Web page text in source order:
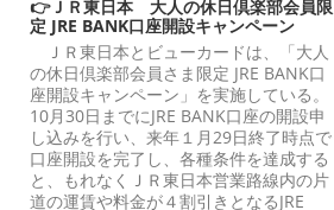
👉ＪＲ東日本 大人の休日倶楽部会員限
定 JRE BANK口座開設キャンペーン
ＪＲ東日本とビューカードは、「大人
の休日倶楽部会員さま限定 JRE BANK口
座開設キャンペーン」を実施している。
10月30日までにJRE BANK口座の開設申
し込みを行い、来年１月29日終了時点で
口座開設を完了し、各種条件を達成する
と、もれなくＪＲ東日本営業路線内の片
道の運賃や料金が４割引きとなるJRE